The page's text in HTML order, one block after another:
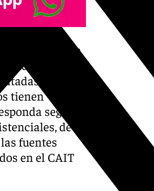
cierre, si bien
Recursos
por lo
tienen
según el
de
fuentes
en el CAIT